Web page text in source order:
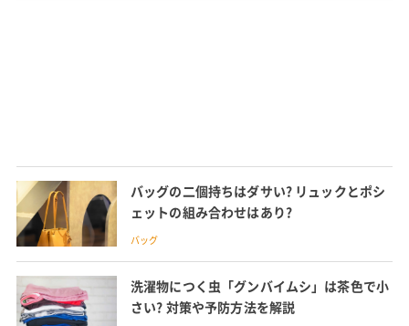
バッグの二個持ちはダサい? リュックとポシ
ェットの組み合わせはあり?
バッグ
洗濯物につく虫「グンバイムシ」は茶色で小
さい? 対策や予防方法を解説